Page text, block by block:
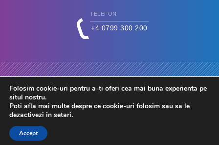
TELEFON
+4 0799 300 200
© 2026 FdC - Firma de Conta. Toate drepturile rezervate.
Folosim cookie-uri pentru a-ti oferi cea mai buna experienta pe
situl nostru.
Poti afla mai multe despre ce cookie-uri folosim sau sa le
dezactivezi in setari.
Accept